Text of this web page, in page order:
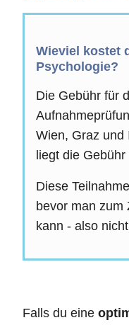
Wieviel kostet
Psychologie?
Die Gebühr für
Wien, Graz und
liegt die Gebühr
Diese
bevor man zum
kann - also
Falls du eine